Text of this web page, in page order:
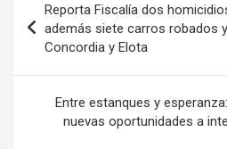
de
entradas
Reporta Fiscalía dos
además siete carros robados
Concordia y Elota
Entre estanques y
nuevas oportunidades a